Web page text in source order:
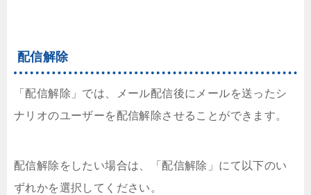
配信解除
「配信解除」では、メール配信後にメールを送ったシ
ナリオのユーザーを配信解除させることができます。
配信解除をしたい場合は、「配信解除」にて以下のい
ずれかを選択してください。